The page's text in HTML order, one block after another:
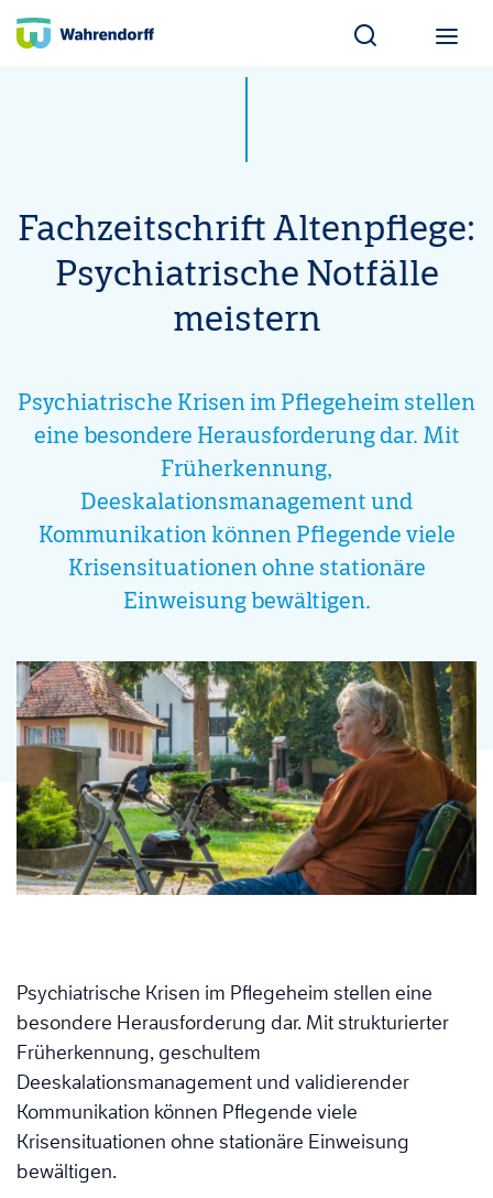
Wahrendorff
Fachzeitschrift Altenpflege:
Psychiatrische Notfälle
meistern
Psychiatrische Krisen im Pflegeheim stellen
eine besondere Herausforderung dar. Mit
Früherkennung,
Deeskalationsmanagement und
Kommunikation können Pflegende viele
Krisensituationen ohne stationäre
Einweisung bewältigen.
Psychiatrische Krisen im Pflegeheim stellen eine
besondere Herausforderung dar. Mit strukturierter
Früherkennung, geschultem
Deeskalationsmanagement und validierender
Kommunikation können Pflegende viele
Krisensituationen ohne stationäre Einweisung
bewältigen.